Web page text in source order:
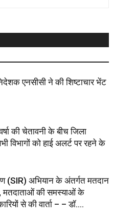
एनसीसी ने की शिष्टाचार भेंट
की चेतावनी के बीच जिला
विभागों को हाई अलर्ट पर रहने के
(SIR) अभियान के अंतर्गत मतदान
मतदाताओं की समस्याओं के
से की वार्ता – – डॉ....